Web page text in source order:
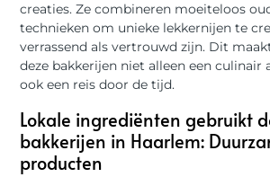
creaties. Ze combineren moeiteloos
technieken om unieke lekkernijen te
verrassend als vertrouwd zijn. Dit
deze bakkerijen niet alleen een culinair
ook een reis door de tijd.
Lokale ingrediënten gebruikt
bakkerijen in Haarlem:
producten